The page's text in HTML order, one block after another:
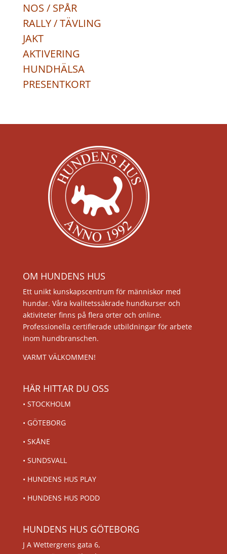
NOS / SPÅR
RALLY / TÄVLING
JAKT
AKTIVERING
HUNDHÄLSA
PRESENTKORT
OM HUNDENS HUS
Ett unikt kunskapscentrum för människor med
hundar. Våra kvalitetssäkrade hundkurser och
aktiviteter finns på flera orter och online.
Professionella certifierade utbildningar för arbete
inom hundbranschen.
VARMT VÄLKOMMEN!
HÄR HITTAR DU OSS
• STOCKHOLM
• GÖTEBORG
• SKÅNE
• SUNDSVALL
• HUNDENS HUS PLAY
• HUNDENS HUS PODD
HUNDENS HUS GÖTEBORG
J A Wettergrens gata 6,